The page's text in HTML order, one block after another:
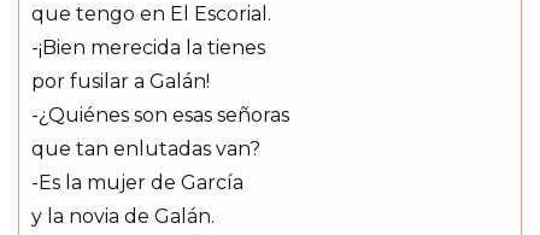
que tengo en El Escorial.
-¡Bien merecida la tienes
por fusilar a Galán!
-¿Quiénes son esas señoras
que tan enlutadas van?
-Es la mujer de García
y la novia de Galán.